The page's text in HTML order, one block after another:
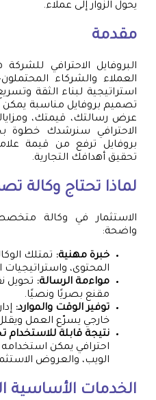
يحول الزوار إلى عملاء.
مقدمة
البروفايل الاحترافي للشركة
العملاء والشركاء
استراتيجية لبناء الثقة
تصميم بروفايل مناسبة يمكن
عرض رسالتك، قيمتك،
الاحترافي سنرشدك خطوة
بروفايل ترفع من قيمة
تحقيق أهدافك التجارية.
لماذا تحتاج وكالة
الاستثمار في وكالة
واضحة:
خبرة مهنية: تمتلك
المحتوى، واستراتيجيات
مواءمة الرسالة: تحويل
مقنع بصريًا ونصيًا.
توفير الوقت والموارد:
خارجي يسرّع العمل
نتيجة قابلة للاستخدام
احترافي يمكن
الويب، والعروض
الخدمات الأساسية